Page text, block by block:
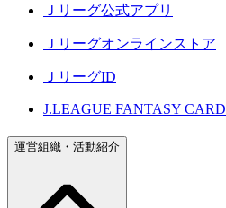
Ｊリーグ公式アプリ
Ｊリーグオンラインストア
ＪリーグID
J.LEAGUE FANTASY CARD
運営組織・活動紹介